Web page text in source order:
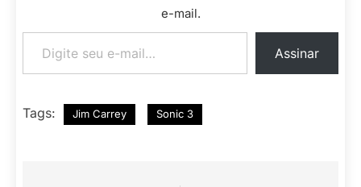
e-mail.
Digite seu e-mail…
Assinar
Tags: Jim Carrey Sonic 3